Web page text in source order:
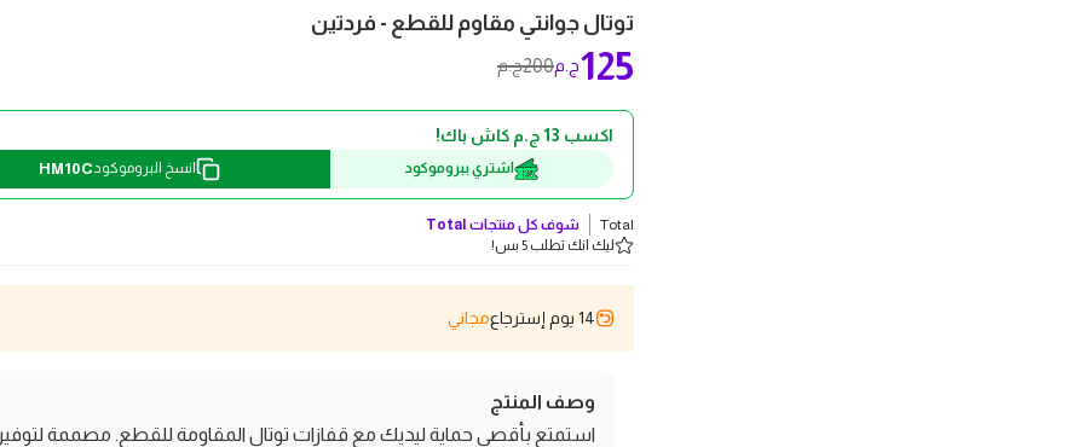
توتال جوانتي مقاوم للقطع - فردتين
200ج.م 125ج.م
اكسب 13 ج.م كاش باك!
اشتري ببروموكود انسخ البروموكودHM10C
Total شوف كل منتجات Total
ليك انك تطلب 5 بس!
14 يوم إسترجاع مجاني
وصف المنتج
استمتع بأقصى حماية ليديك مع قفازات توتال المقاومة للقطع. مصممة